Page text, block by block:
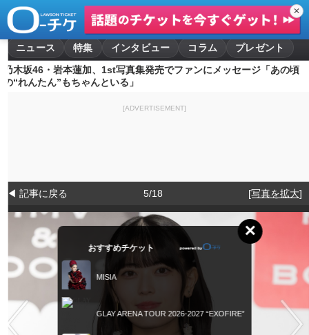
✕
ニュース 特集 インタビュー コラム
プレゼント
乃木坂46・岩本蓮加、1st写真集発売でファンにメッセージ「あの頃
の“れんたん”もちゃんといる」
[ADVERTISEMENT]
◀ 記事に戻る 5/18 [写真を拡大]
×
おすすめチケット
MISIA
GLAY ARENA TOUR 2026-2027 “EXOFIRE”